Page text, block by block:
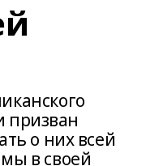
призван
о них всей
в своей